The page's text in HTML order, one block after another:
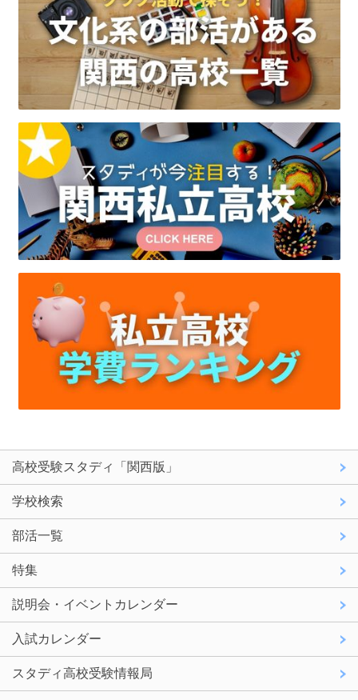
高校受験スタディ「関西版」
学校検索
部活一覧
特集
説明会・イベントカレンダー
入試カレンダー
スタディ高校受験情報局